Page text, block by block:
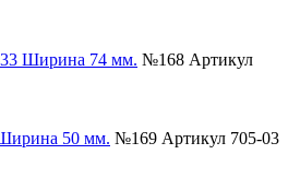
№168 Артикул
№169 Артикул 705-03